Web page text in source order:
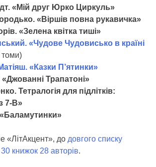
«Мій друг Юрко Циркуль»
«Віршів повна рукавичка»
«Зелена квітка тиші»
«Чудове Чудовисько в країні
томи)
«Казки П’ятинки»
Трапатоні»
Тетралогія для підлітків:
7-В»
«ЛітАкцент», до довгого списку
книжок 28 авторів.